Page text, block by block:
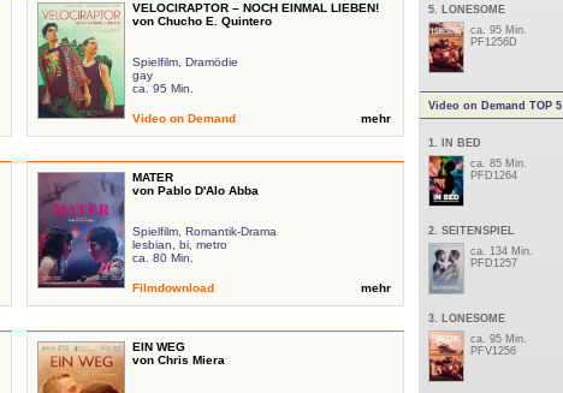
VELOCIRAPTOR – NOCH EINMAL LIEBEN!
von Chucho E. Quintero
Spielfilm, Dramödie
gay
ca. 95 Min.
Video on Demand mehr
MATER
von Pablo D'Alo Abba
Spielfilm, Romantik-Drama
lesbian, bi, metro
ca. 80 Min.
Filmdownload mehr
EIN WEG
von Chris Miera
5. LONESOME
ca. 95 Min.
PF1256D
Video on Demand TOP 5
1. IN BED
ca. 85 Min.
PFD1264
2. SEITENSPIEL
ca. 134 Min.
PFD1257
3. LONESOME
ca. 95 Min.
PFV1256